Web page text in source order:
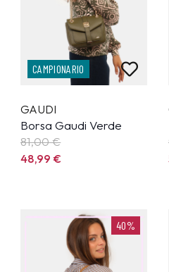
CAMPIONARIO
GAUDI
Borsa Gaudi Verde
81,00 €
48,99€
40%